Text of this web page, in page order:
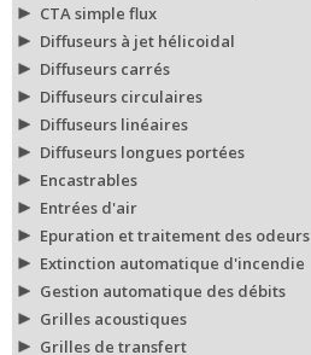
CTA simple flux
Diffuseurs à jet hélicoidal
Diffuseurs carrés
Diffuseurs circulaires
Diffuseurs linéaires
Diffuseurs longues portées
Encastrables
Entrées d'air
Epuration et traitement des odeurs
Extinction automatique d'incendie
Gestion automatique des débits
Grilles acoustiques
Grilles de transfert